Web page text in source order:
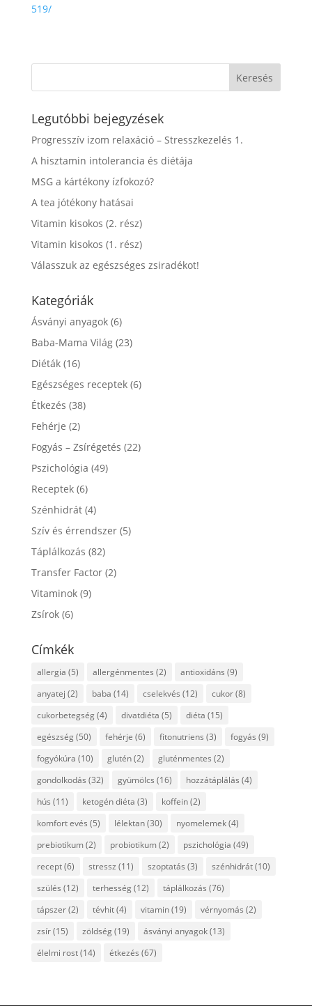
519/
Legutóbbi bejegyzések
Progresszív izom relaxáció – Stresszkezelés 1.
A hisztamin intolerancia és diétája
MSG a kártékony ízfokozó?
A tea jótékony hatásai
Vitamin kisokos (2. rész)
Vitamin kisokos (1. rész)
Válasszuk az egészséges zsiradékot!
Kategóriák
Ásványi anyagok(6)
Baba-Mama Világ(23)
Diéták(16)
Egészséges receptek(6)
Étkezés (38)
Fehérje (2)
Fogyás – Zsírégetés (22)
Pszichológia (49)
Receptek(6)
Szénhidrát(4)
Szív és érrendszer(5)
Táplálkozás (82)
Transfer Factor(2)
Vitaminok(9)
Zsírok(6)
Címkék
allergia (5) allergénmentes (2) antioxidáns (9)
anyatej (2) baba (14) cselekvés (12) cukor(8)
cukorbetegség(4) divatdiéta (5) diéta (15)
egészség(50) fehérje (6) fitonutriens (3) fogyás (9)
fogyókúra (10) glutén(2) gluténmentes (2)
gondolkodás (32) gyümölcs (16) hozzátáplálás (4)
hús (11) ketogén diéta (3) koffein(2)
komfort evés (5) lélektan(30) nyomelemek(4)
prebiotikum(2) probiotikum(2) pszichológia (49)
recept(6) stressz (11) szoptatás (3) szénhidrát(10)
szülés (12) terhesség(12) táplálkozás (76)
tápszer(2) tévhit(4) vitamin(19) vérnyomás (2)
zsír(15) zöldség(19) ásványi anyagok(13)
élelmi rost(14) étkezés (67)